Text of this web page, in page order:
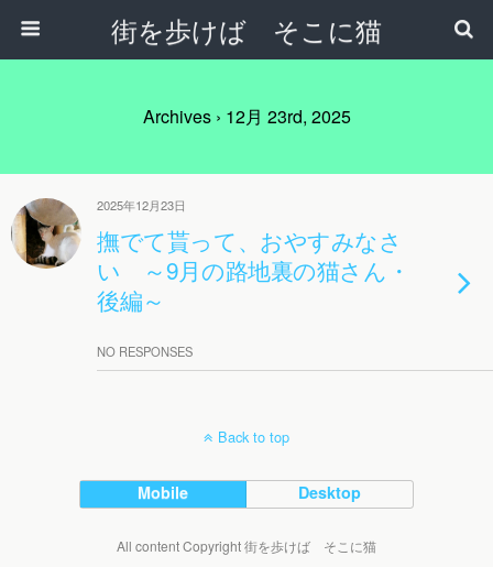
街を歩けば そこに猫
Archives › 12月 23rd, 2025
2025年12月23日
撫でて貰って、おやすみなさ
い ～9月の路地裏の猫さん・
後編～
NO RESPONSES
Back to top
Mobile Desktop
All content Copyright 街を歩けば そこに猫